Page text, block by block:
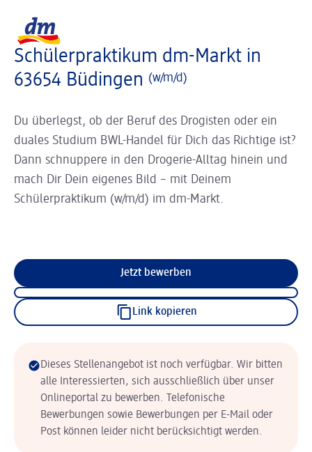
Schülerpraktikum dm-Markt in
63654 Büdingen (w/m/d)
Du überlegst, ob der Beruf des Drogisten oder ein
duales Studium BWL-Handel für Dich das Richtige ist?
Dann schnuppere in den Drogerie-Alltag hinein und
mach Dir Dein eigenes Bild – mit Deinem
Schülerpraktikum (w/m/d) im dm-Markt.
Jetzt bewerben
Link kopieren
Dieses Stellenangebot ist noch verfügbar. Wir bitten
alle Interessierten, sich ausschließlich über unser
Onlineportal zu bewerben. Telefonische
Bewerbungen sowie Bewerbungen per E-Mail oder
Post können leider nicht berücksichtigt werden.